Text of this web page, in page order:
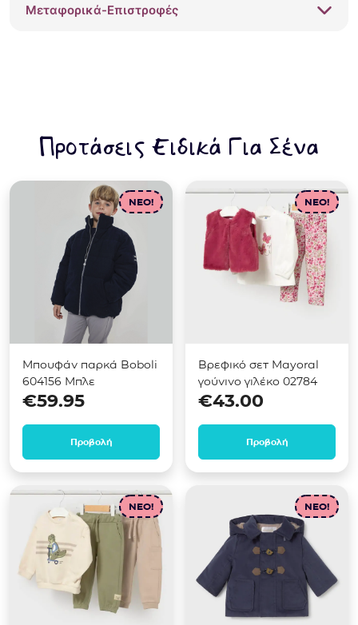
Μεταφορικά-Επιστροφές
Προτάσεις Ειδικά Για Σένα
NEO!
Μπουφάν παρκά Boboli
604156 Μπλε
€59.95
Προβολή
NEO!
Βρεφικό σετ Mayoral
γούνινο γιλέκο 02784
€43.00
Προβολή
NEO! NEO!